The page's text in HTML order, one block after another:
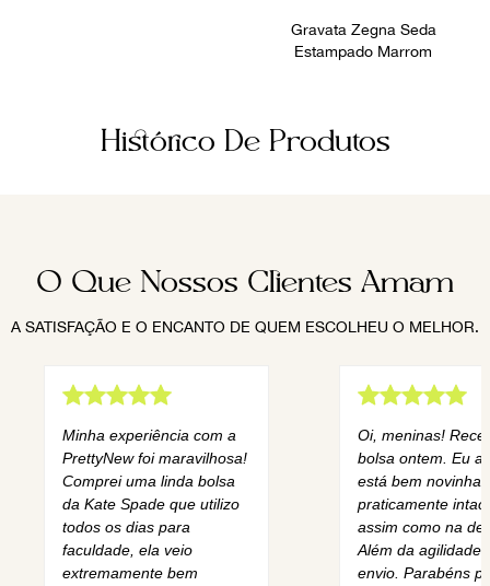
Gravata Zegna Seda
Estampado Marrom
Histórico De Produtos
O Que Nossos Clientes Amam
A SATISFAÇÃO E O ENCANTO DE QUEM ESCOLHEU O MELHOR.
Minha experiência com a
PrettyNew foi maravilhosa!
Comprei uma linda bolsa
da Kate Spade que utilizo
todos os dias para
faculdade, ela veio
extremamente bem
Oi, meninas!
bolsa ontem. Eu
está bem novinha,
praticamente
assim como na
Além da agilidade
envio. Parabéns